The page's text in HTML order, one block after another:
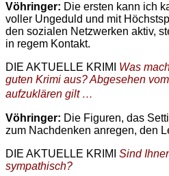
Vöhringer: Die ersten kann ich
voller Ungeduld und mit
den sozialen Netzwerken aktiv,
in regem Kontakt.
DIE AKTUELLE KRIMI Was
guten Krimi aus? Abgesehen
aufzuklären gilt …
Vöhringer: Die Figuren, das
zum Nachdenken anregen, den
DIE AKTUELLE KRIMI Sind
sympathisch?